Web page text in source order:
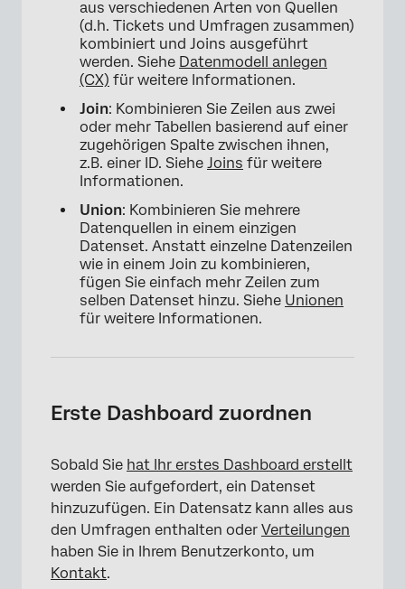
aus verschiedenen Arten von Quellen
(d.h. Tickets und Umfragen zusammen)
kombiniert und Joins ausgeführt
werden. Siehe Datenmodell anlegen
(CX) für weitere Informationen.
Join: Kombinieren Sie Zeilen aus zwei
oder mehr Tabellen basierend auf einer
zugehörigen Spalte zwischen ihnen,
z.B. einer ID. Siehe Joins für weitere
Informationen.
Union: Kombinieren Sie mehrere
Datenquellen in einem einzigen
Datenset. Anstatt einzelne Datenzeilen
wie in einem Join zu kombinieren,
fügen Sie einfach mehr Zeilen zum
selben Datenset hinzu. Siehe Unionen
für weitere Informationen.
Erste Dashboard zuordnen
Sobald Sie hat Ihr erstes Dashboard erstellt
werden Sie aufgefordert, ein Datenset
hinzuzufügen. Ein Datensatz kann alles aus
den Umfragen enthalten oder Verteilungen
haben Sie in Ihrem Benutzerkonto, um
Kontakt.